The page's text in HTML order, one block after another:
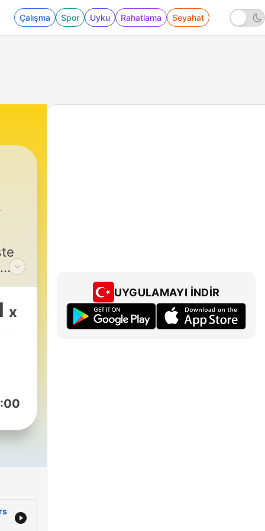
Çalışma Spor Uyku Rahatlama Seyahat
x
UYGULAMAYI İNDIR